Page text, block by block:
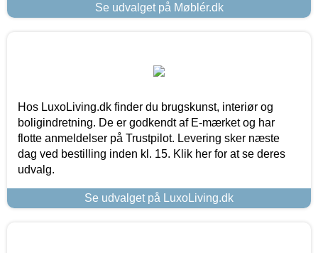
Se udvalget på Møblér.dk
Hos LuxoLiving.dk finder du brugskunst, interiør og
boligindretning. De er godkendt af E-mærket og har
flotte anmeldelser på Trustpilot. Levering sker næste
dag ved bestilling inden kl. 15. Klik her for at se deres
udvalg.
Se udvalget på LuxoLiving.dk